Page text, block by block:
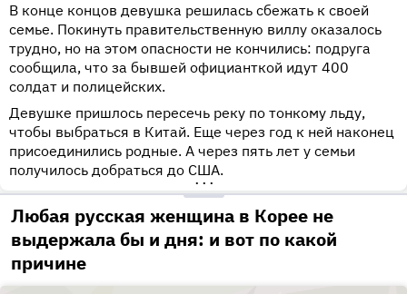
В конце концов девушка решилась сбежать к своей
семье. Покинуть правительственную виллу оказалось
трудно, но на этом опасности не кончились: подруга
сообщила, что за бывшей официанткой идут 400
солдат и полицейских.
Девушке пришлось пересечь реку по тонкому льду,
чтобы выбраться в Китай. Еще через год к ней наконец
присоединились родные. А через пять лет у семьи
получилось добраться до США.
•••
Любая русская женщина в Корее не
выдержала бы и дня: и вот по какой
причине